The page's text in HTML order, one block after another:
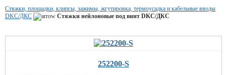
Стяжки, площадки, клипсы, зажимы, жгутировка, термоусадка и кабельные вводы
DKC/ДКС
Стяжки нейлоновые под винт DKC/ДКС
252200-S